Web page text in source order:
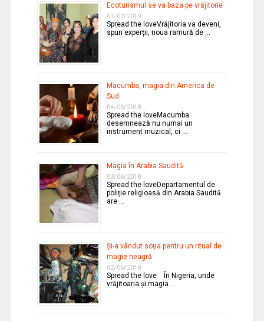
Ecoturismul se va baza pe vrăjitorie
01/02/2019
Spread the loveVrăjitoria va deveni,
spun experții, noua ramură de …
Macumba, magia din America de
Sud
04/06/2018
Spread the loveMacumba
desemnează nu numai un
instrument muzical, ci …
Magia în Arabia Saudită
03/06/2018
Spread the loveDepartamentul de
poliție religioasă din Arabia Saudită
are …
Şi-a vândut soţia pentru un ritual de
magie neagră
02/06/2018
Spread the love În Nigeria, unde
vrăjitoaria şi magia …